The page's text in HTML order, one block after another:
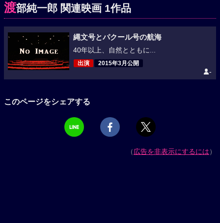
渡部純一郎 関連映画 1作品
縄文号とパクール号の航海
40年以上、自然とともに...
出演 2015年3月公開
-
このページをシェアする
（広告を非表示にするには）